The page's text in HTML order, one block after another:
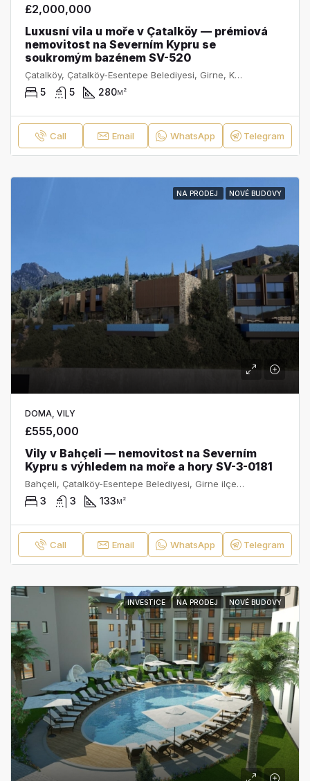
£2,000,000
Luxusní vila u moře v Çatalköy — prémiová
nemovitost na Severním Kypru se
soukromým bazénem SV-520
Çatalköy, Çatalköy-Esentepe Belediyesi, Girne, Kuzey Kıbrıs, Κύπρος - Kıbrıs
5 5 280м²
Call Email WhatsApp Telegram
NA PRODEJ NOVÉ BUDOVY
DOMA, VILY
£555,000
Vily v Bahçeli — nemovitost na Severním
Kypru s výhledem na moře a hory SV-3-0181
Bahçeli, Çatalköy-Esentepe Belediyesi, Girne ilçesi, Kuzey Kıbrıs, Κύπρος - Kıbrıs
3 3 133м²
Call Email WhatsApp Telegram
INVESTICE NA PRODEJ NOVÉ BUDOVY